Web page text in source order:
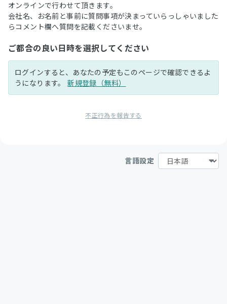
オンラインで行わせて頂きます。
会社名、お名前と事前に質問事項が決まっていらっしゃいました
らコメント欄へ質問を記載くださいませ。
ご都合の良い日時を選択してください
ログインすると、あなたの予定もこのページで確認できるよ
うになります。新規登録（無料）
不正行為を報告する
言語設定